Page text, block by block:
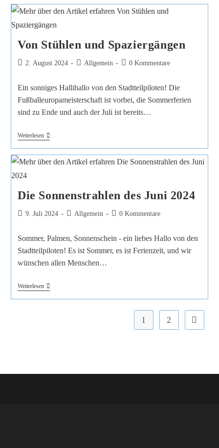
Von Stühlen und Spaziergängen
2. August 2024 Allgemein 0 Kommentare
Ein sonniges Hallihallo von den Stadtteilpiloten! Die
Fußballeuropameisterschaft ist vorbei, die Sommerferien
sind zu Ende und auch der Juli ist bereits…
Weiterlesen
Die Sonnenstrahlen des Juni 2024
9. Juli 2024 Allgemein 0 Kommentare
Sommer, Palmen, Sonnenschein - ein liebes Hallo von den
Stadtteilpiloten! Es ist Sommer, es ist Ferienzeit, und wir
wünschen allen Menschen…
Weiterlesen
1 2